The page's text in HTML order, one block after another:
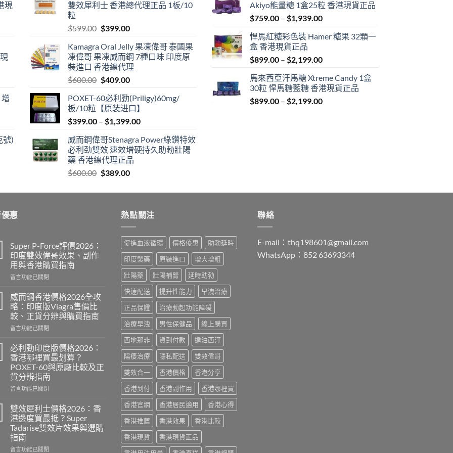
現
號)
雙效犀利士 香港總代理正品 1板/10
粒
$599.00 Original
was:
$599.00.
$399.00Current
is:
$399.00.
Kamagra Oral Jelly 果凍偉哥 泰國果
凍偉哥 果凍威而鋼 7種口味 印度原
裝進口 香港總代理
$600.00 Original
was:
$600.00.
$409.00Current
is:
$409.00.
POXET-60必利勁(Priligy)60mg/
板/10粒【原装进口】
$399.00 – $1,399.00Price
$399.00
through
威而鋼偉哥Stenagra Power綠鑽特效
必利劲雙效 速效增硬持久助勃壯陽
藥 香港總代理正品
$600.00 Original
was:
$389.00Current
is:
Akiyo能量糖 1盒25粒 香港現貨正品
$759.00 – $1,939.00Price
$759.00
$1,939.00
悍馬紅糖彩色裝 Hamer 糖果 32顆一
盒 香港現貨正品
$899.00 – $2,199.00Price
$899.00
through
$2,199.00
馬來西亞汗馬糖 Xtreme Candy 1盒
30粒 悍馬糖藍糖 香港現貨正品
$899.00 – $2,199.00Price
惠
Super P-Force評價2026：
印度雙效偉哥效果、副作
用與香港購買指南
在
P-
Force
評
價
2026：
度
雙
效
偉
哥
效
副
作
用
與
香
港
留言功能已關閉
威而鋼香港價格2026全攻
略：印度版Viagra售價比
較、正貨分辨與購買指南
在
而
鋼
香
港
價
格
全
攻
略：
印
度
版
留言功能已關閉
必利勁印度版價格2026：
香港哪裡買最划算？
POXET-60與原廠比較及正
貨分辨指南
在
利
勁
印
度
版
價
留言功能已關閉
雙效犀利士價格2026：香
港邊度買最抵？Super
Tadarise雙效片效果與選購
指南
在
留言功能已關閉
熱點關注
促進血液循環 價格優惠
助勃延時
印度製藥
原裝進口
增大增粗
壯陽藥
壯陽補腎
延時助勃
快速配送
提升性能力
早洩治療
正品保證
治療勃起功能障礙
治療早洩
男性保健品
線上購買
西地那非
貨到付款
達泊西汀
陽痿治療
隱私配送
雙效偉哥
雙效合一
香港價格
香港分享
香港到付
香港副作用
香港哪裡買
香港官網
香港居民適用
香港心得
香港推薦
香港效果
香港比較
香港現貨
香港現貨正品
聯絡
E-mail： thq198601@gmail.com
WhatsApp：852 63693344